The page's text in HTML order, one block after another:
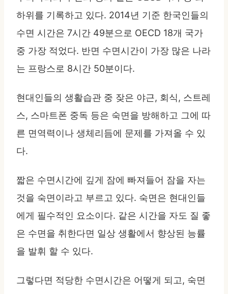
하위를 기록하고 있다. 2014년 기준 한국인들의
수면 시간은 7시간 49분으로 OECD 18개 국가
중 가장 적었다. 반면 수면시간이 가장 많은 나라
는 프랑스로 8시간 50분이다.
현대인들의 생활습관 중 잦은 야근, 회식, 스트레
스, 스마트폰 중독 등은 숙면을 방해하고 그에 따
른 면역력이나 생체리듬에 문제를 가져올 수 있
다.
짧은 수면시간에 깊게 잠에 빠져들어 잠을 자는
것을 숙면이라고 부르고 있다. 숙면은 현대인들
에게 필수적인 요소이다. 같은 시간을 자도 질 좋
은 수면을 취한다면 일상 생활에서 향상된 능률
을 발휘 할 수 있다.
그렇다면 적당한 수면시간은 어떻게 되고, 숙면